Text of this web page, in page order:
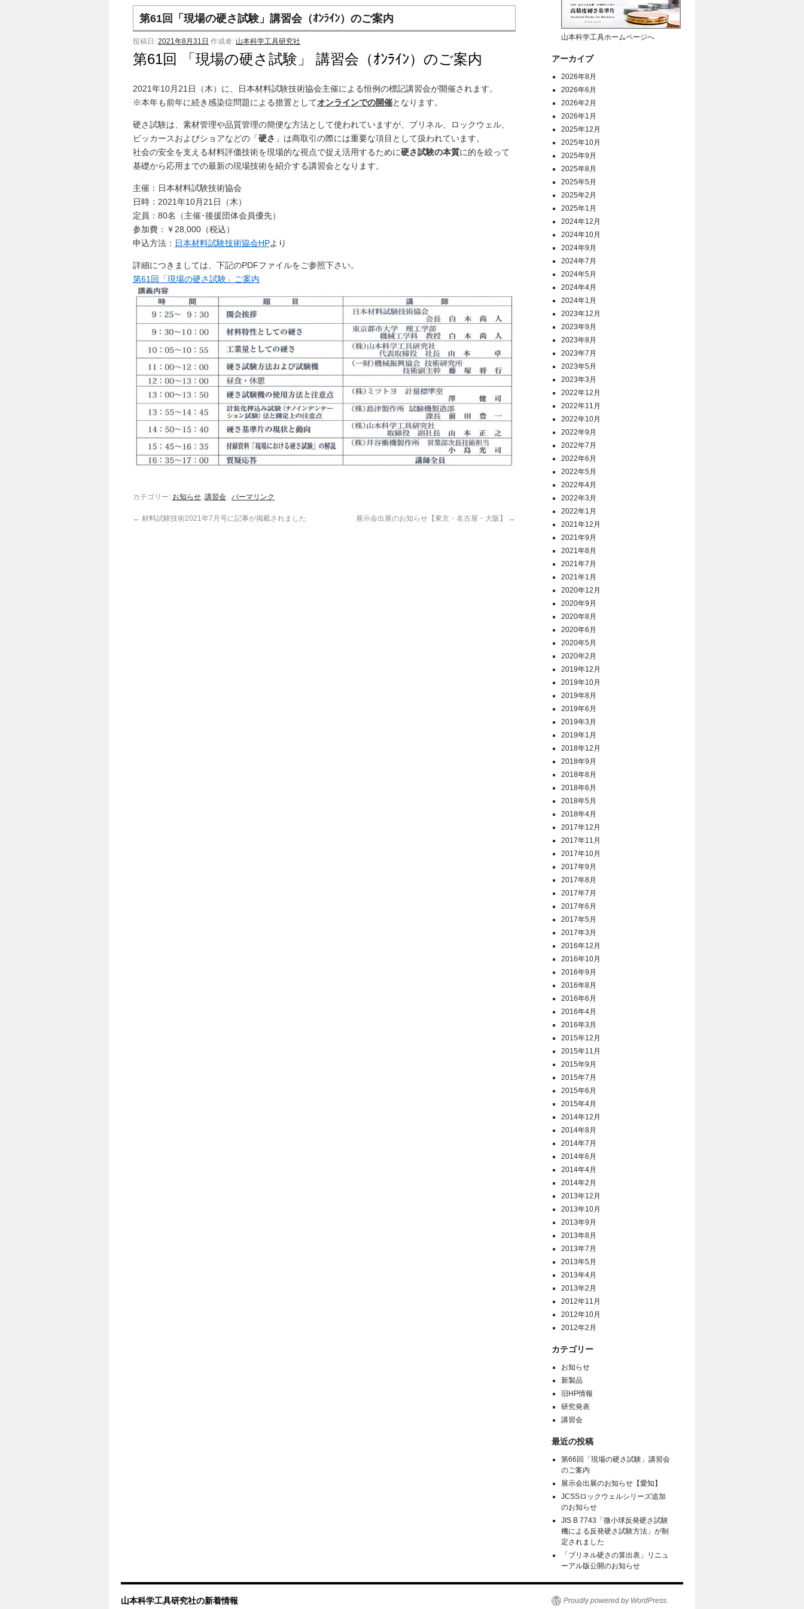
第61回「現場の硬さ試験」講習会（ｵﾝﾗｲﾝ）のご案内
投稿日: 2021年8月31日 作成者: 山本科学工具研究社
第61回 「現場の硬さ試験」 講習会（ｵﾝﾗｲﾝ）のご案内
2021年10月21日（木）に、日本材料試験技術協会主催による恒例の標記講習会が開催されます。
※本年も前年に続き感染症問題による措置としてオンラインでの開催となります。
硬さ試験は、素材管理や品質管理の簡便な方法として使われていますが、ブリネル、ロックウェル、
ビッカースおよびショアなどの「硬さ 」は商取引の際には重要な項目として扱われています。
社会の安全を支える材料評価技術を現場的な視点で捉え活用するために硬さ試験の本質に的を絞って
基礎から応用までの最新の現場技術を紹介する講習会となります。
主催：日本材料試験技術協会
日時：2021年10月21日（木）
定員：80名（主催･後援団体会員優先）
参加費：￥28,000（税込）
申込方法： 日本材料試験技術協会HPより
詳細につきましては、下記のPDFファイルをご参照下さい。
第61回「現場の硬さ試験」ご案内
カテゴリー: お知らせ, 講習会 パーマリンク
← 材料試験技術2021年7月号に記事が掲載されました 展示会出展のお知らせ【東京・名古屋・大阪】 →
山本科学工具ホームページへ
アーカイブ
2026年8月
2026年6月
2026年2月
2026年1月
2025年12月
2025年10月
2025年9月
2025年8月
2025年5月
2025年2月
2025年1月
2024年12月
2024年10月
2024年9月
2024年7月
2024年5月
2024年4月
2024年1月
2023年12月
2023年9月
2023年8月
2023年7月
2023年5月
2023年3月
2022年12月
2022年11月
2022年10月
2022年9月
2022年7月
2022年6月
2022年5月
2022年4月
2022年3月
2022年1月
2021年12月
2021年9月
2021年8月
2021年7月
2021年1月
2020年12月
2020年9月
2020年8月
2020年6月
2020年5月
2020年2月
2019年12月
2019年10月
2019年8月
2019年6月
2019年3月
2019年1月
2018年12月
2018年9月
2018年8月
2018年6月
2018年5月
2018年4月
2017年12月
2017年11月
2017年10月
2017年9月
2017年8月
2017年7月
2017年6月
2017年5月
2017年3月
2016年12月
2016年10月
2016年9月
2016年8月
2016年6月
2016年4月
2016年3月
2015年12月
2015年11月
2015年9月
2015年7月
2015年6月
2015年4月
2014年12月
2014年8月
2014年7月
2014年6月
2014年4月
2014年2月
2013年12月
2013年10月
2013年9月
2013年8月
2013年7月
2013年5月
2013年4月
2013年2月
2012年11月
2012年10月
2012年2月
カテゴリー
お知らせ
新製品
旧HP情報
研究発表
講習会
最近の投稿
第66回「現場の硬さ試験」講習会
のご案内
展示会出展のお知らせ【愛知】
JCSSロックウェルシリーズ追加
のお知らせ
JIS B 7743「微小球反発硬さ試験
機による反発硬さ試験方法」が制
定されました
「ブリネル硬さの算出表」リニュ
ーアル版公開のお知らせ
山本科学工具研究社の新着情報 Proudly powered by WordPress.